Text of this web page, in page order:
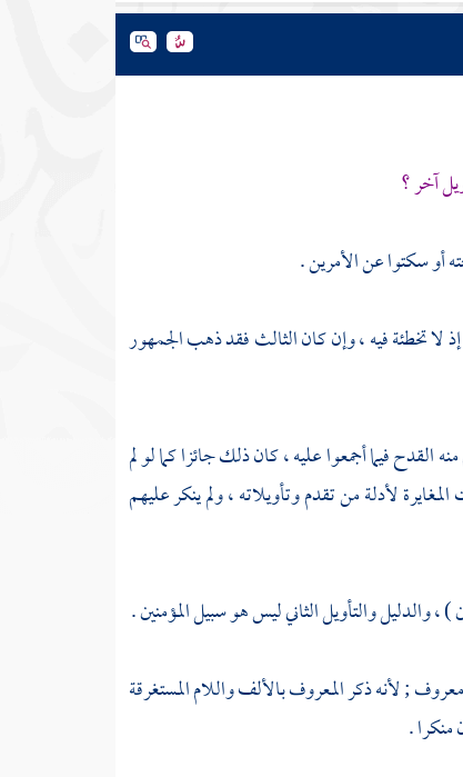
آخر ؟
أو سكتوا عن الأمرين .
إذ لا تخطئة فيه ، وإن كان الثالث فقد ذهب الجمهور
القدح فيما أجمعوا عليه ، كان ذلك جائزا كما لو لم
لأدلة من تقدم وتأويلاته ، ولم ينكر عليهم
والدليل والتأويل الثاني ليس هو سبيل المؤمنين .
; لأنه ذكر المعروف بالألف واللام المستغرقة
منكرا .